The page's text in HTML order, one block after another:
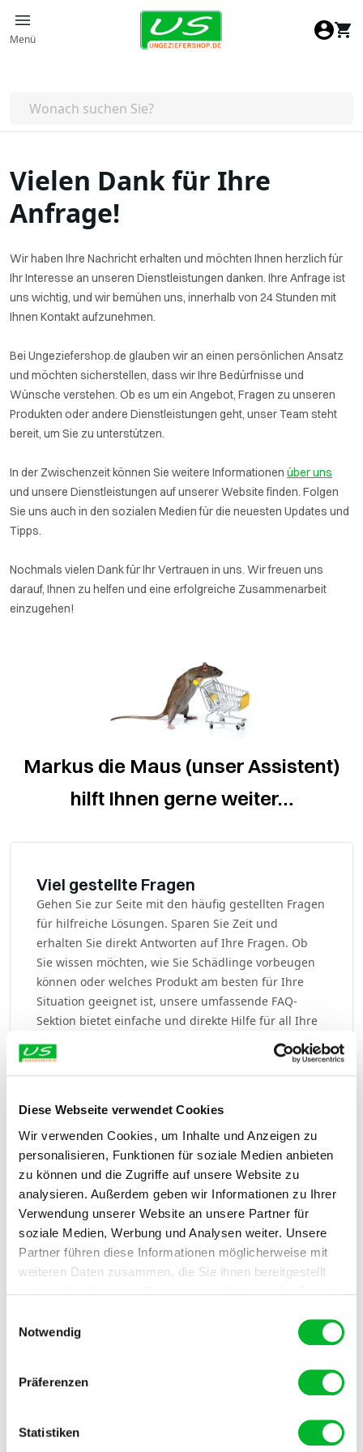
Diese Webseite verwendet Cookies
Wir verwenden Cookies, um Inhalte und Anzeigen zu
personalisieren, Funktionen für soziale Medien anbieten
zu können und die Zugriffe auf unsere Website zu
analysieren. Außerdem geben wir Informationen zu Ihrer
Verwendung unserer Website an unsere Partner für
soziale Medien, Werbung und Analysen weiter. Unsere
Partner führen diese Informationen möglicherweise mit
weiteren Daten zusammen, die Sie ihnen bereitgestellt
Notwendig
Präferenzen
Statistiken
Menü
Vielen Dank für Ihre
Anfrage!
Wir haben Ihre Nachricht erhalten und möchten Ihnen herzlich für
Ihr Interesse an unseren Dienstleistungen danken. Ihre Anfrage ist
uns wichtig, und wir bemühen uns, innerhalb von 24 Stunden mit
Ihnen Kontakt aufzunehmen.
Bei Ungeziefershop.de glauben wir an einen persönlichen Ansatz
und möchten sicherstellen, dass wir Ihre Bedürfnisse und
Wünsche verstehen. Ob es um ein Angebot, Fragen zu unseren
Produkten oder andere Dienstleistungen geht, unser Team steht
bereit, um Sie zu unterstützen.
In der Zwischenzeit können Sie weitere Informationen über uns
und unsere Dienstleistungen auf unserer Website finden. Folgen
Sie uns auch in den sozialen Medien für die neuesten Updates und
Tipps.
Nochmals vielen Dank für Ihr Vertrauen in uns. Wir freuen uns
darauf, Ihnen zu helfen und eine erfolgreiche Zusammenarbeit
einzugehen!
Markus die Maus (unser Assistent)
hilft Ihnen gerne weiter…
Viel gestellte Fragen
Gehen Sie zur Seite mit den häufig gestellten Fragen
für hilfreiche Lösungen. Sparen Sie Zeit und
erhalten Sie direkt Antworten auf Ihre Fragen. Ob
Sie wissen möchten, wie Sie Schädlinge vorbeugen
können oder welches Produkt am besten für Ihre
Situation geeignet ist, unsere umfassende FAQ-
Sektion bietet einfache und direkte Hilfe für all Ihre
Fragen!
Ungeziefer Entscheidungshilfe
Wissen Sie nicht, welches Produkt Sie für Ihr
Schädlingsproblem wählen sollen? Ungeziefershop
bietet eine einfache Entscheidungshilfe, mit der Sie
in wenigen Schritten das beste Produkt gegen Ihre
Schädlinge finden. Unser praktisches Tool hilft
schnell und effektiv von Schädlingen befreit werden!